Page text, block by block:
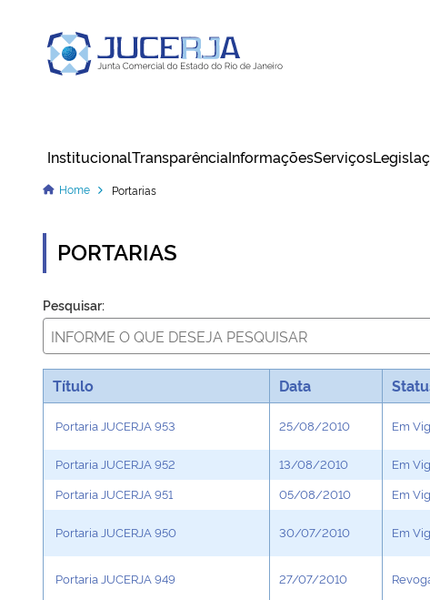
InstitucionalTransparênciaInformaçõesServiços
Junta Comercial do Estado do Rio
Cadastrar / Acessar
Home Portarias
PORTARIAS
Pesquisar:
Título Data
Portaria JUCERJA 953 25/08/2010 Em
Portaria JUCERJA 952
13/08/2010 Em
Portaria JUCERJA 951
05/08/2010 Em
Portaria JUCERJA 950 30/07/2010 Em
Portaria JUCERJA 949 27/07/2010